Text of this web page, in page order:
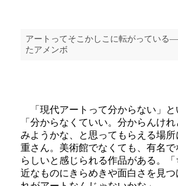
アートってそこかしこに転がっている
たアメンボ
「現代アートって分からない」と
「分からなくていい。分からんけ
みようかな、と思ってもらえる場
重さん。美術館でなくても、有名
らしいと感じられる作品がある。
近なものにきらめきや面白さを見